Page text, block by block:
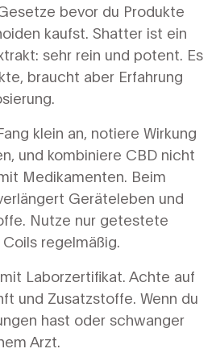
bevor du Produkte
kaufst. Shatter ist ein
sehr rein und potent. Es
braucht aber Erfahrung
klein an, notiere Wirkung
und kombiniere CBD nicht
Medikamenten. Beim
Geräteleben und
Nutze nur getestete
regelmäßig.
Laborzertifikat. Achte auf
und Zusatzstoffe. Wenn du
hast oder schwanger
Arzt.